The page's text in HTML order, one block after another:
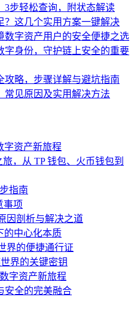
3步轻松查询，附状态解读
？这几个实用方案一键解决
数字资产用户的安全便捷之选
字身份，守护链上安全的重要
攻略，步骤详解与避坑指南
常见原因及实用解决方法
字资产新旅程
，从 TP 钱包、火币钱包到
指南
事项
因剖析与解决之道
的中心化本质
界的便捷通行证
界的关键密钥
字资产新旅程
安全的完美融合